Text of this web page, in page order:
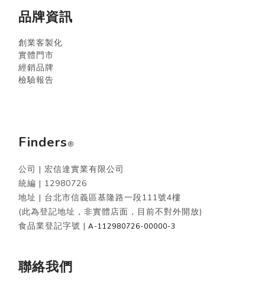
品牌資訊
創業客製化
實體門市
經銷品牌
檢驗報告
Finders®
公司 | 宏信達實業有限公司
統編 | 12980726
地址 | 台北市信義區基隆路一段111號4樓
(此為登記地址，非實體店面，目前不對外開放)
食品業登記字號 | A-112980726-00000-3
聯絡我們